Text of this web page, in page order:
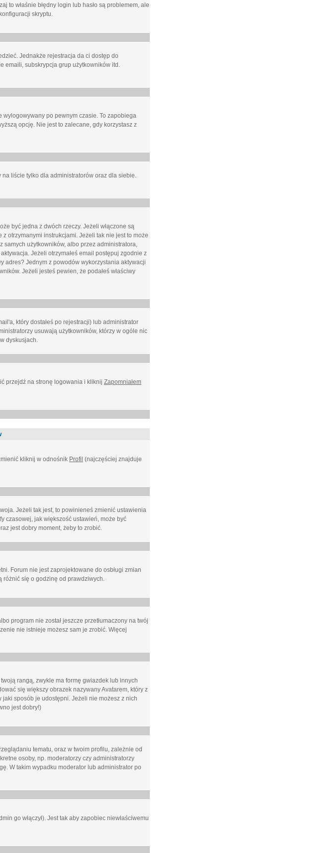
to właśnie błędny login lub hasło są problemem, ale
skryptu.
Jednakże rejestracja da ci dostęp do
emaili, subskrypcja grup użytkowników itd.
po pewnym czasie. To zapobiega
opcję. Nie jest to zalecane, gdy korzystasz z
na liście tylko dla administratorów oraz dla siebie.
być jedna z dwóch rzeczy. Jeżeli włączone są
otrzymanymi instrukcjami. Jeżeli tak nie jest to może
użytkowników, albo przez administratora,
Jeżeli otrzymałeś email postępuj zgodnie z
adres? Jednym z powodów wykorzystania aktywacji
Jeżeli jesteś pewien, że podałeś właściwy
który dostałeś po rejestracji) lub administrator
usuwają użytkowników, którzy w ogóle nic
dyskusjach.
przejdź na stronę logowania i kliknij Zapomniałem
kliknij w odnośnik Profil (najczęściej znajduje
Jeżeli tak jest, to powinieneś zmienić ustawienia
czasowej, jak większość ustawień, może być
jest dobry moment, żeby to zrobić.
Forum nie jest zaprojektowane do osbługi zmian
różnić się o godzinę od prawdziwych.
program nie został jeszcze przetłumaczony na twój
nie istnieje możesz sam je zrobić. Więcej
rangą, zwykle ma formę gwiazdek lub innych
się większy obrazek nazywany Avatarem, który z
jaki sposób je udostępni. Jeżeli nie możesz z nich
jest dobry!)
tematu, oraz w twoim profilu, zależnie od
osoby, np. moderatorzy czy administratorzy
W takim wypadku moderator lub administrator po
go włączył). Jest tak aby zapobiec niewłaściwemu